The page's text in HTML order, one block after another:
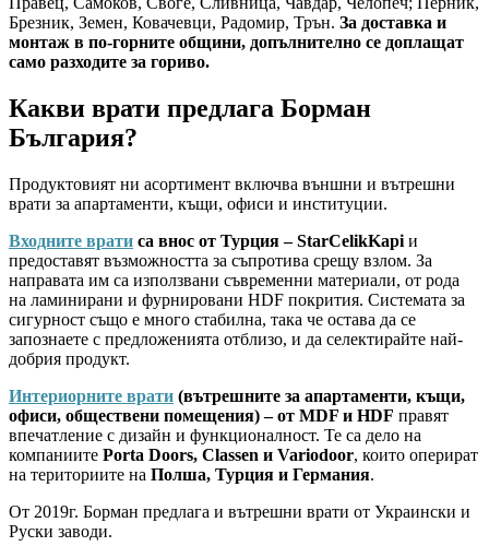
Брезник, Земен, Ковачевци, Радомир, Трън. За доставка и
монтаж в по-горните общини, допълнително се доплащат
само разходите за гориво.
Какви врати предлага Борман
България?
Продуктовият ни асортимент включва външни и вътрешни
врати за апартаменти, къщи, офиси и институции.
Входните врати са внос от Турция – StarCelikKapi и
предоставят възможността за съпротива срещу взлом. За
направата им са използвани съвременни материали, от рода
на ламинирани и фурнировани HDF покрития. Системата за
сигурност също е много стабилна, така че остава да се
запознаете с предложенията отблизо, и да селектирайте най-
добрия продукт.
Интериорните врати (вътрешните за апартаменти, къщи,
офиси, обществени помещения) – от MDF и HDF правят
впечатление с дизайн и функционалност. Те са дело на
компаниите Porta Doors, Classen и Variodoor, които оперират
на териториите на Полша, Турция и Германия.
От 2019г. Борман предлага и вътрешни врати от Украински и
Руски заводи.